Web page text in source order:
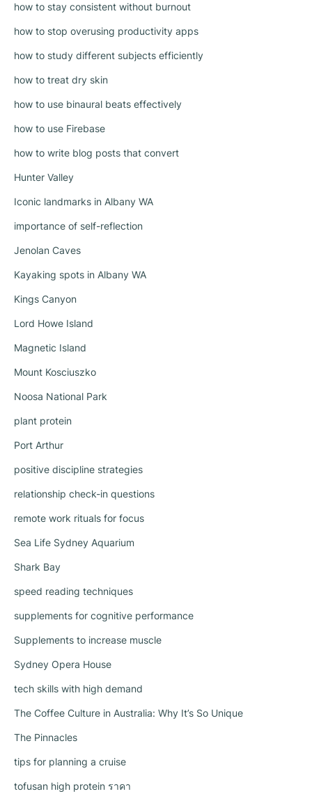
how to stay consistent without burnout
how to stop overusing productivity apps
how to study different subjects efficiently
how to treat dry skin
how to use binaural beats effectively
how to use Firebase
how to write blog posts that convert
Hunter Valley
Iconic landmarks in Albany WA
importance of self-reflection
Jenolan Caves
Kayaking spots in Albany WA
Kings Canyon
Lord Howe Island
Magnetic Island
Mount Kosciuszko
Noosa National Park
plant protein
Port Arthur
positive discipline strategies
relationship check-in questions
remote work rituals for focus
Sea Life Sydney Aquarium
Shark Bay
speed reading techniques
supplements for cognitive performance
Supplements to increase muscle
Sydney Opera House
tech skills with high demand
The Coffee Culture in Australia: Why It’s So Unique
The Pinnacles
tips for planning a cruise
tofusan high protein ราคา